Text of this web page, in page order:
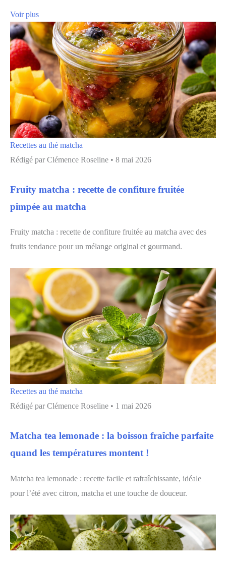
Voir plus
Recettes au thé matcha
Rédigé par Clémence Roseline • 8 mai 2026
Fruity matcha : recette de confiture fruitée
pimpée au matcha
Fruity matcha : recette de confiture fruitée au matcha avec des
fruits tendance pour un mélange original et gourmand.
Recettes au thé matcha
Rédigé par Clémence Roseline • 1 mai 2026
Matcha tea lemonade : la boisson fraîche parfaite
quand les températures montent !
Matcha tea lemonade : recette facile et rafraîchissante, idéale
pour l’été avec citron, matcha et une touche de douceur.